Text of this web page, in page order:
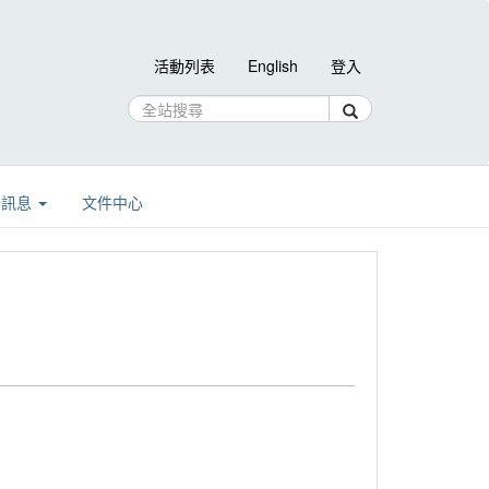
活動列表 English 登入
息 文件中心